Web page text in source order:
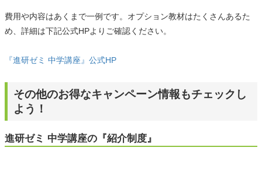
費用や内容はあくまで一例です。オプション教材はたくさんあるた
め、詳細は下記公式HPよりご確認ください。
『進研ゼミ 中学講座』公式HP
その他のお得なキャンペーン情報もチェックし
よう！
進研ゼミ 中学講座の『紹介制度』